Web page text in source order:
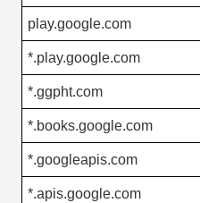
play.google.com
*.play.google.com
*.ggpht.com
*.books.google.com
*.googleapis.com
*.apis.google.com